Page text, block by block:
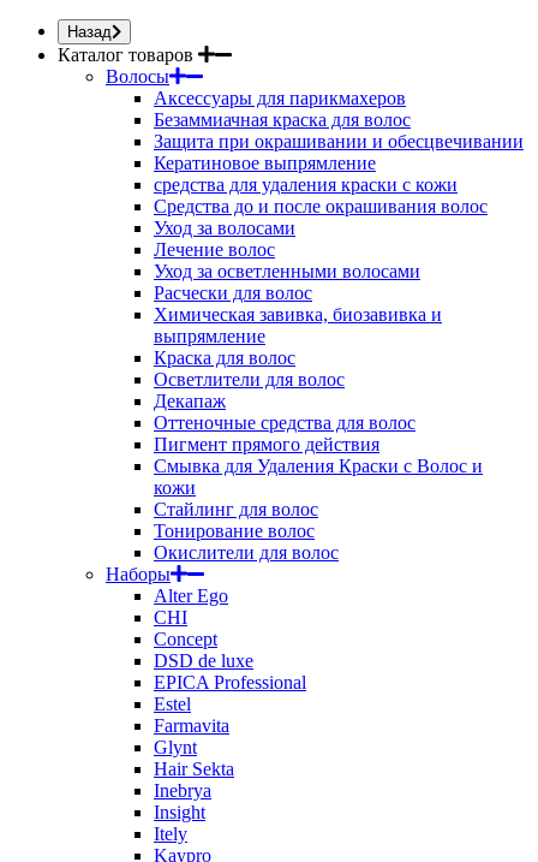
Назад
Каталог товаров
Волосы
Аксессуары для парикмахеров
Безаммиачная краска для волос
Защита при окрашивании и обесцвечивании
Кератиновое выпрямление
средства для удаления краски с кожи
Средства до и после окрашивания волос
Уход за волосами
Лечение волос
Уход за осветленными волосами
Расчески для волос
Химическая завивка, биозавивка и
выпрямление
Краска для волос
Осветлители для волос
Декапаж
Оттеночные средства для волос
Пигмент прямого действия
Смывка для Удаления Краски с Волос и
кожи
Стайлинг для волос
Тонирование волос
Окислители для волос
Наборы
Alter Ego
CHI
Concept
DSD de luxe
EPICA Professional
Estel
Farmavita
Glynt
Hair Sekta
Inebrya
Insight
Itely
Kaypro